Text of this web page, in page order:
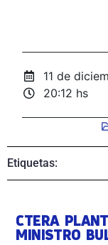
11 de
20:12 hs
Etiquetas:
CTERA
MINISTRO